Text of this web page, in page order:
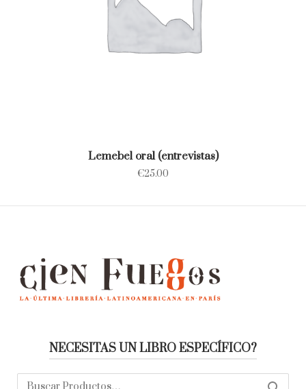
Lemebel oral (entrevistas)
€25.00
NECESITAS UN LIBRO ESPECÍFICO?
Buscar: